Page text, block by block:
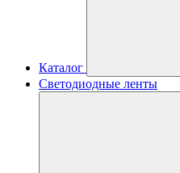
Каталог
Светодиодные ленты